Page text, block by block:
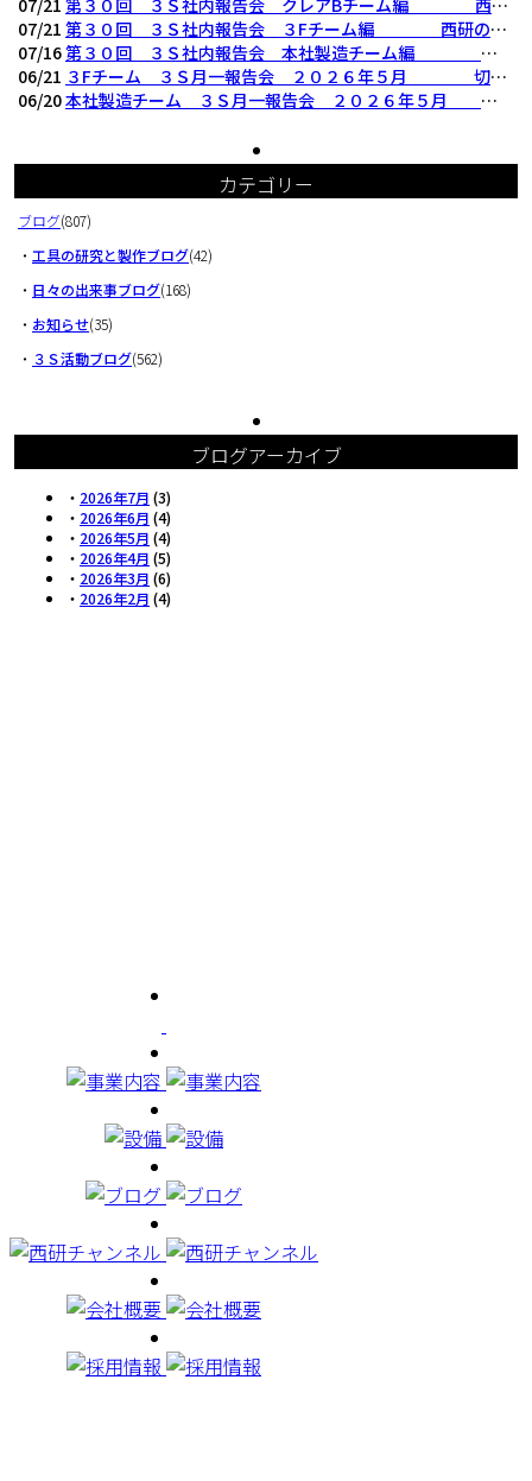
07/21 第３０回 ３Ｓ社内報告会 クレアBチーム編 西研の３Ｓ活動（整理・整頓・清掃
07/21 第３０回 ３Ｓ社内報告会 ３Fチーム編 西研の３Ｓ活動（整理・整頓・清掃）
07/16第３０回 ３Ｓ社内報告会 本社製造チーム編 西研の３Ｓ活動（整理・整頓・清掃
06/21 ３Fチーム ３Ｓ月一報告会 ２０２６年５月 切削工具を考える西研より
06/20本社製造チーム ３Ｓ月一報告会 ２０２６年５月 切削工具を考える西研より
カテゴリー
ブログ(807)
・ 工具の研究と製作ブログ(42)
・ 日々の出来事ブログ(168)
・ お知らせ(35)
・ ３Ｓ活動ブログ(562)
ブログアーカイブ
・ 2026年7月 (3)
・ 2026年6月 (4)
・ 2026年5月 (4)
・ 2026年4月 (5)
・ 2026年3月 (6)
・ 2026年2月 (4)